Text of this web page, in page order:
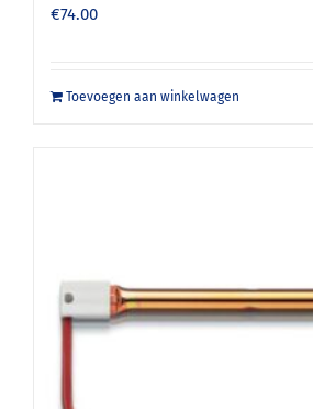
€74.00
Toevoegen aan winkelwagen